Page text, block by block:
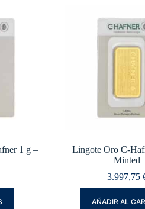
1 g –
Lingote Oro C-
Minted
3.997,75
AÑADIR AL